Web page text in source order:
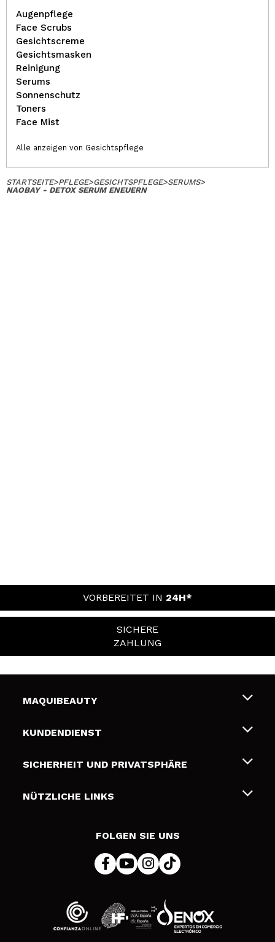
Augenpflege
Face Scrubs
Gesichtscreme
Gesichtsmasken
Reinigung
Serums
Sonnenschutz
Toners
Face Mist
Alle anzeigen von Gesichtspflege
STARTSEITE>PFLEGE>GESICHTSPFLEGE>SERUMS>
NAOBAY - DETOX SERUM ENEUERN
VORBEREITET IN 24H*
SICHERE
ZAHLUNG
MAQUIBEAUTY
Über uns
Geschenkkarten
KUNDENDIENST
Liefer- und Versandkosten
Zahlung
SICHERHEIT UND PRIVATSPHÄRE
Bedingungen und Datenschutz
NÜTZLICHE LINKS
FOLGEN SIE UNS